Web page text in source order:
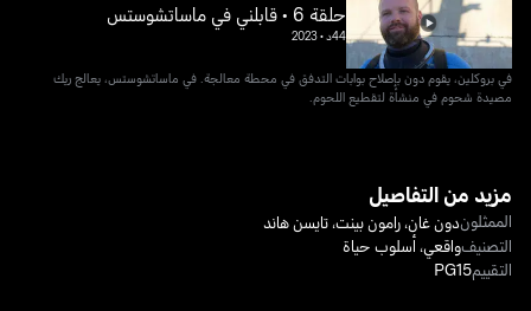
حلقة 6 • قابلني في ماساتشوستس
44د •
2023
في بروكلين، يقوم دون بإصلاح بوابات التدفق في محطة معالجة. في ماساتشوستس، يعالج ريك
مصيدة شحوم في منشأة لتقطيع اللحوم.
مزيد من التفاصيل
الممثلوندون غان،رامون بينت،تايسن هاند
التصنيفواقعي،أسلوب حياة
التقييمPG15